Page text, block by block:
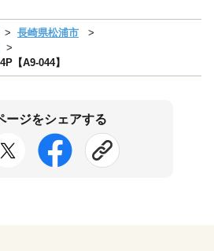
長崎県松浦市
【A9-044】
ージをシェアする